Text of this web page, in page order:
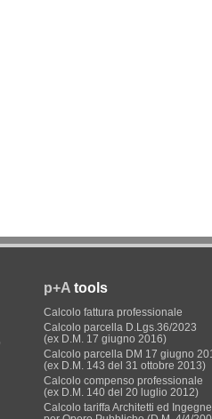
p+A tools
Calcolo fattura professionale
Calcolo parcella D.Lgs.36/2023
(ex D.M. 17 giugno 2016)
Calcolo parcella DM 17 giugno
(ex D.M. 143 del 31 ottobre 2013)
Calcolo compenso professionale
(ex D.M. 140 del 20 luglio 2012)
Calcolo tariffa Architetti ed